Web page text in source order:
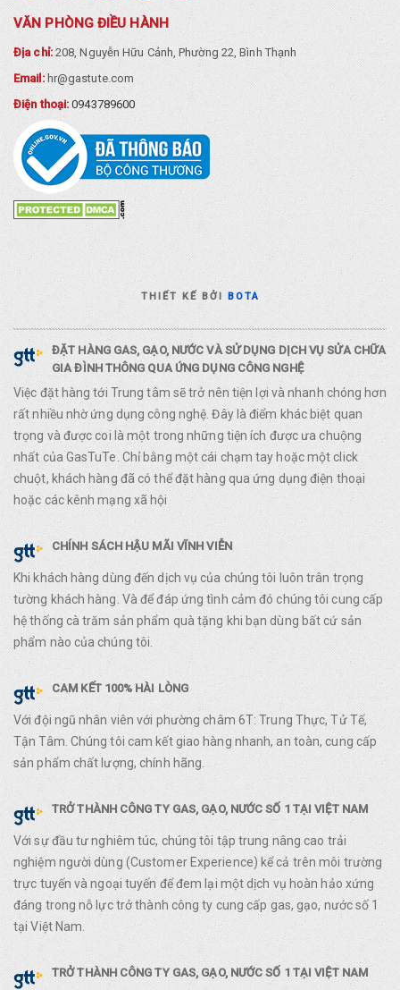
VĂN PHÒNG ĐIỀU HÀNH
Địa chỉ:208, Nguyễn Hữu Cảnh, Phường 22, Bình Thạnh
Email: hr@gastute.com
Điện thoại:0943789600
THIẾT KẾ BỞIBOTA
ĐẶT HÀNG GAS, GẠO, NƯỚC VÀ SỬ DỤNG DỊCH VỤ SỬA CHỮA
GIA ĐÌNH THÔNG QUA ỨNG DỤNG CÔNG NGHỆ
Việc đặt hàng tới Trung tâm sẽ trở nên tiện lợi và nhanh chóng hơn
rất nhiều nhờ ứng dụng công nghệ. Đây là điểm khác biệt quan
trọng và được coi là một trong những tiện ích được ưa chuộng
nhất của GasTuTe. Chỉ bằng một cái chạm tay hoặc một click
chuột, khách hàng đã có thể đặt hàng qua ứng dụng điện thoại
hoặc các kênh mạng xã hội
CHÍNH SÁCH HẬU MÃI VĨNH VIỄN
Khi khách hàng dùng đến dịch vụ của chúng tôi luôn trân trọng
tường khách hàng. Và để đáp ứng tình cảm đó chúng tôi cung cấp
hệ thống cà trăm sản phẩm quà tặng khi bạn dùng bất cứ sản
phẩm nào của chúng tôi.
CAM KẾT 100% HÀI LÒNG
Với đội ngũ nhân viên với phường châm 6T: Trung Thực, Tử Tế,
Tận Tâm. Chúng tôi cam kết giao hàng nhanh, an toàn, cung cấp
sản phẩm chất lượng, chính hãng.
TRỞ THÀNH CÔNG TY GAS, GẠO, NƯỚC SỐ 1 TẠI VIỆT NAM
Với sự đầu tư nghiêm túc, chúng tôi tập trung nâng cao trải
nghiệm người dùng (Customer Experience) kể cả trên môi trường
trực tuyến và ngoại tuyến để đem lại một dịch vụ hoàn hảo xứng
đáng trong nỗ lực trở thành công ty cung cấp gas, gạo, nước số 1
tại Việt Nam.
TRỞ THÀNH CÔNG TY GAS, GẠO, NƯỚC SỐ 1 TẠI VIỆT NAM